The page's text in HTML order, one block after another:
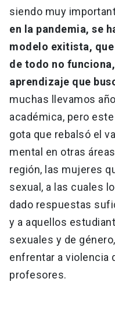
siendo muy
en la pandemia, se
modelo exitista,
de todo no
aprendizaje que
muchas llevamos
académica, pero
gota que rebalsó el
mental en otras
región, las mujeres
sexual, a las cuales
dado respuestas
y a aquellos
sexuales y de
enfrentar a violencia
profesores.